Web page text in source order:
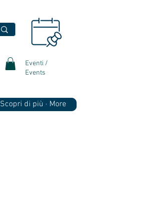
Eventi /
Events
Scopri di più · More